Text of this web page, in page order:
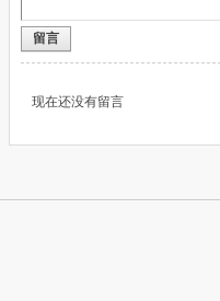
留言
现在还没有留言